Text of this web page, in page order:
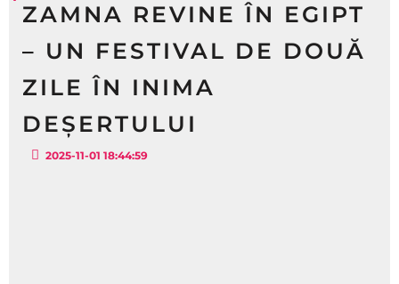
ZAMNA REVINE ÎN EGIPT
– UN FESTIVAL DE DOUĂ
ZILE ÎN INIMA
DEȘERTULUI
2025-11-01 18:44:59